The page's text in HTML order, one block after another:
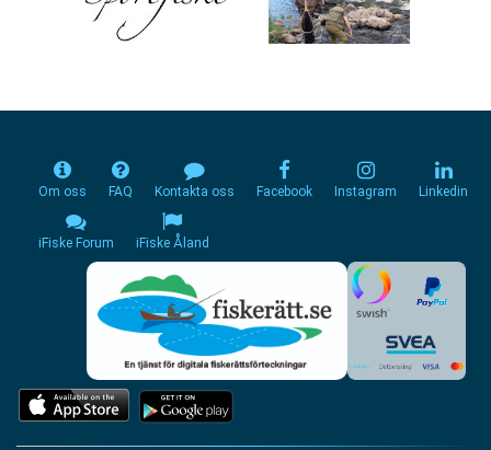
Om oss FAQ Kontakta oss Facebook Instagram Linkedin
iFiske Forum iFiske Åland